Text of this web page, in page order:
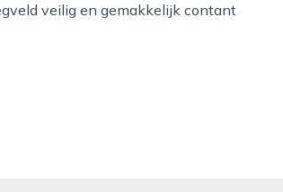
veilig en gemakkelijk contant